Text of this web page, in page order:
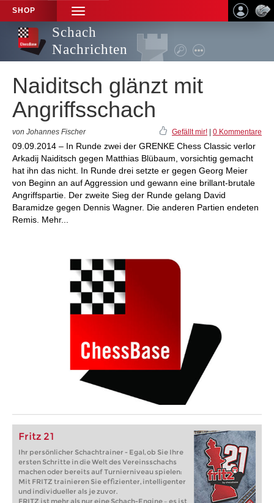
SHOP
TOGGLE
NAVIGATION
Schach
Nachrichten
Naiditsch glänzt mit
Angriffsschach
von Johannes Fischer Gefällt mir! 0 Kommentare
09.09.2014 – In Runde zwei der GRENKE Chess Classic verlor
Arkadij Naiditsch gegen Matthias Blübaum, vorsichtig gemacht
hat ihn das nicht. In Runde drei setzte er gegen Georg Meier
von Beginn an auf Aggression und gewann eine brillant-brutale
Angriffspartie. Der zweite Sieg der Runde gelang David
Baramidze gegen Dennis Wagner. Die anderen Partien endeten
Remis. Mehr...
Fritz 21
Ihr persönlicher Schachtrainer - Egal, ob Sie Ihre
ersten Schritte in die Welt des Vereinsschachs
machen oder bereits auf Turnierniveau spielen:
Mit FRITZ trainieren Sie effizienter, intelligenter
und individueller als je zuvor.
FRITZ ist mehr als nur eine Schach-Engine – es ist